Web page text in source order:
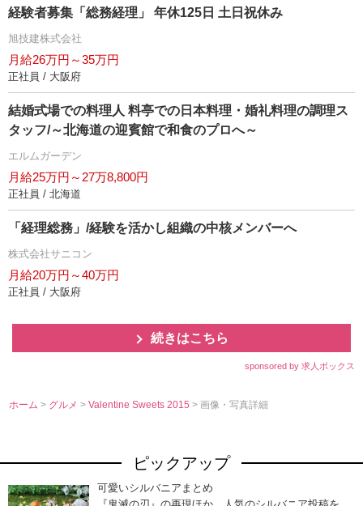
経験者募集「総務経理」 年休125日 土日祝休み
旭技建株式会社
月給26万円～35万円
正社員 / 大阪府
結婚式場での料理人 料亭での日本料理・婚礼料理の調理ス
タッフ/～北海道の迎賓館で和食のプロへ～
エルムガーデン
月給25万円～27万8,800円
正社員 / 北海道
「経理総務」/経験を活かし組織の中核メンバーへ
株式会社サニコン
月給20万円～40万円
正社員 / 大阪府
続きはこちら
sponsored by 求人ボックス
ホーム > グルメ>Valentine Sweets 2015> 画像・写真詳細
ピックアップ
可愛いシルバニアまとめ